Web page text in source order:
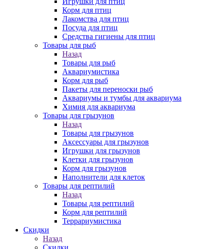
Корм для птиц
Лакомства для птиц
Посуда для птиц
Средства гигиены для птиц
Товары для рыб
Назад
Товары для рыб
Аквариумистика
Корм для рыб
Пакеты для переноски рыб
Аквариумы и тумбы для аквариума
Химия для аквариума
Товары для грызунов
Назад
Товары для грызунов
Аксессуары для грызунов
Игрушки для грызунов
Клетки для грызунов
Корм для грызунов
Наполнители для клеток
Товары для рептилий
Назад
Товары для рептилий
Корм для рептилий
Террариумистика
Скидки
Назад
Скидки